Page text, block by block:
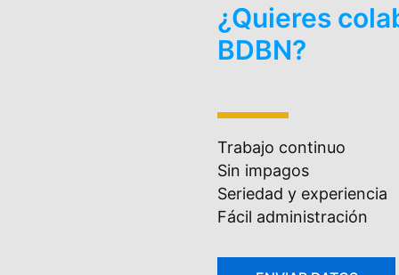
¿Quieres
BDBN?
Trabajo continuo
Sin impagos
Seriedad y experiencia
Fácil administración